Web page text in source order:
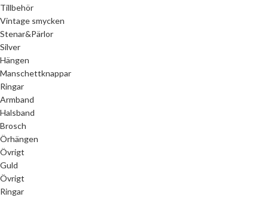
Tillbehör
Vintage smycken
Stenar&Pärlor
Silver
Hängen
Manschettknappar
Ringar
Armband
Halsband
Brosch
Örhängen
Övrigt
Guld
Övrigt
Ringar